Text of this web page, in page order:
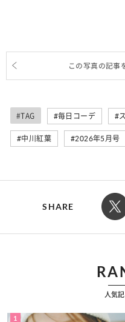
この写真の記事
#TAG 毎日コーデ
中川紅葉 2026年5月号
SHARE
人気
1